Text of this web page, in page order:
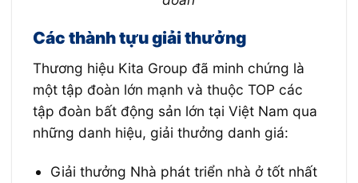
Các thành tựu giải thưởng
Thương hiệu Kita Group đã minh chứng là
một tập đoàn lớn mạnh và thuộc TOP các
tập đoàn bất động sản lớn tại Việt Nam qua
những danh hiệu, giải thưởng danh giá:
Giải thưởng Nhà phát triển nhà ở tốt nhất